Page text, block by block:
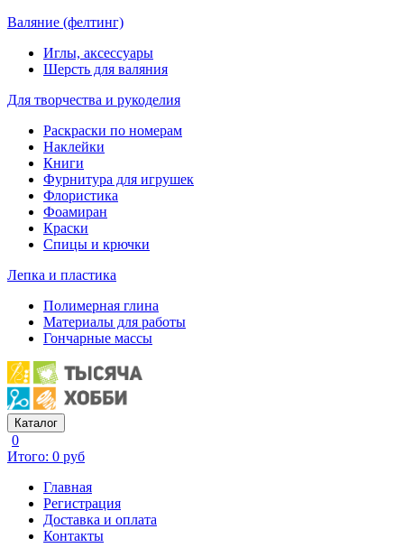
Валяние (фелтинг)
Иглы, аксессуары
Шерсть для валяния
Для творчества и рукоделия
Раскраски по номерам
Наклейки
Книги
Фурнитура для игрушек
Флористика
Фоамиран
Краски
Спицы и крючки
Лепка и пластика
Полимерная глина
Материалы для работы
Гончарные массы
Каталог
0
Итого: 0 руб
Главная
Регистрация
Доставка и оплата
Контакты